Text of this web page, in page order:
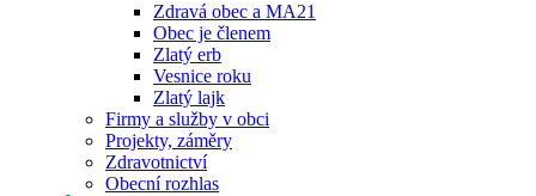
Zdravá obec a MA21
Obec je členem
Zlatý erb
Vesnice roku
Zlatý lajk
Firmy a služby v obci
Projekty, záměry
Zdravotnictví
Obecní rozhlas